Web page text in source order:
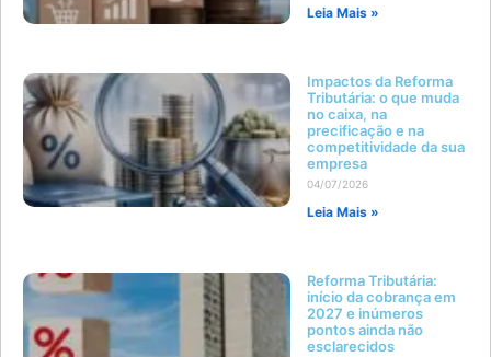
Leia Mais »
Impactos da Reforma
Tributária: o que muda
no caixa, na
precificação e na
competitividade da sua
empresa
04/07/2026
Leia Mais »
Reforma Tributária:
início da cobrança em
2027 e inúmeros
pontos ainda não
esclarecidos